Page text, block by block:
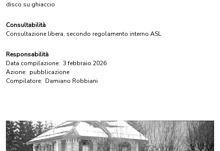
disco su ghiaccio
Consultabilità
Consultazione libera, secondo regolamento interno ASL
Responsabilità
Data compilazione: 3 febbraio 2026
Azione: pubblicazione
Compilatore: Damiano Robbiani